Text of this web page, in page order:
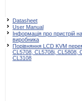
Datasheet
User Manual
Інформація про пристрій
виробника
Порівняння LCD KVM
CL5708, CL5708i, CL5808,
CL3108